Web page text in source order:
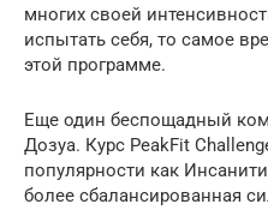
многих своей
испытать себя, то самое
этой программе.
Еще один беспощадный
Дозуа. Курс PeakFit
популярности как
более сбалансированная